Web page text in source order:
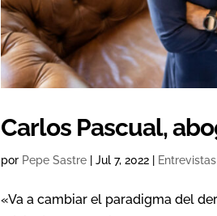
Carlos Pascual,
por Pepe Sastre |Jul 7, 2022 | Entrevistas
«Va a cambiar el paradigma del